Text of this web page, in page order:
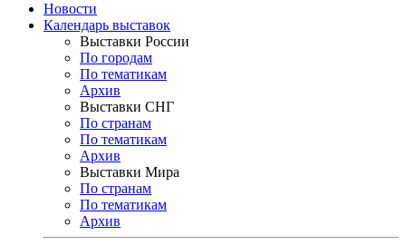
Новости
Календарь выставок
Выставки России
По городам
По тематикам
Архив
Выставки СНГ
По странам
По тематикам
Архив
Выставки Мира
По странам
По тематикам
Архив